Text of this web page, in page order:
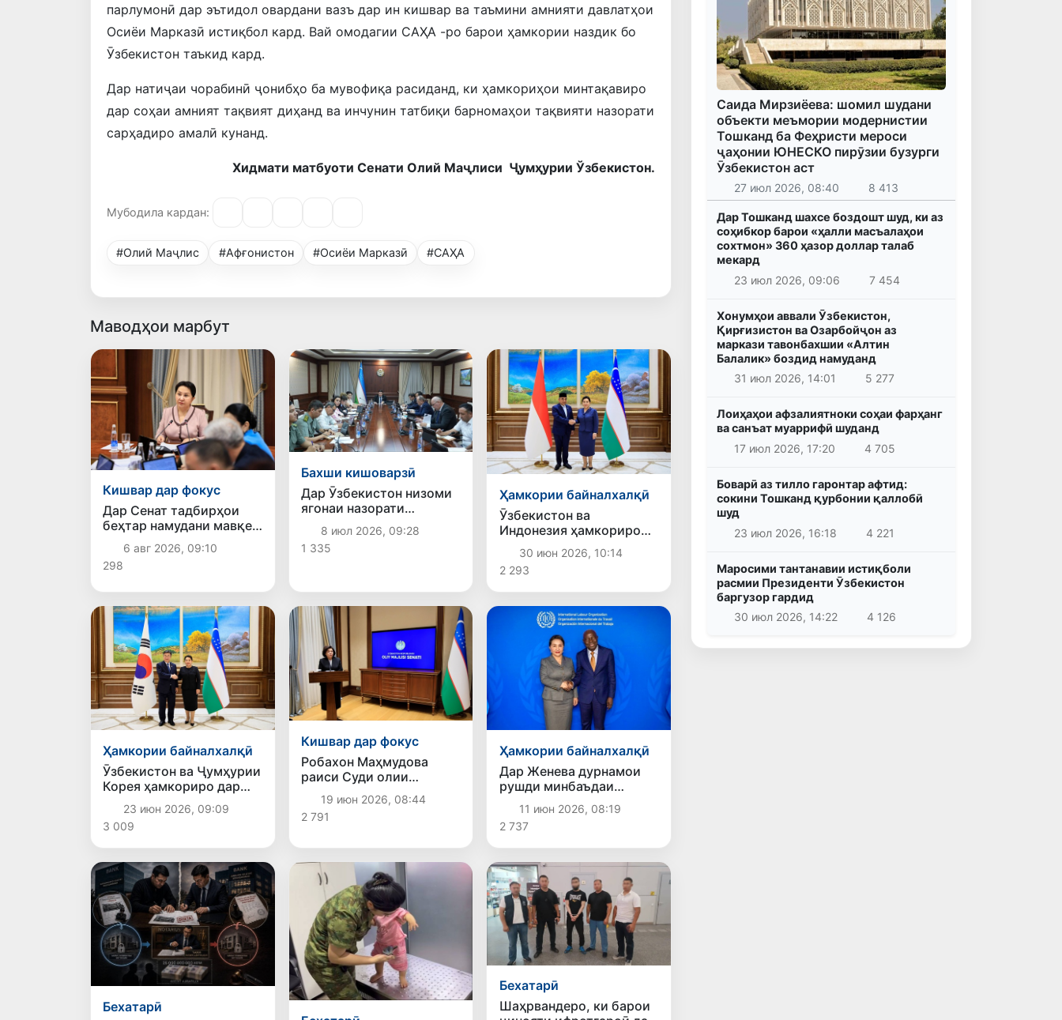
парлумонӣ дар эътидол овардани вазъ дар ин кишвар ва таъмини амнияти давлатҳои
Осиёи Марказӣ истиқбол кард. Вай омодагии САҲА -ро барои ҳамкории наздик бо
Ӯзбекистон таъкид кард.
Дар натиҷаи чорабинӣ ҷонибҳо ба мувофиқа расиданд, ки ҳамкориҳои минтақавиро
дар соҳаи амният тақвият диҳанд ва инчунин татбиқи барномаҳои тақвияти назорати
сарҳадиро амалӣ кунанд.
Хидмати матбуоти Сенати Олий Маҷлиси Ҷумҳурии Ўзбекистон.
Мубодила кардан:
#Олий Маҷлис #Афғонистон #Осиёи Марказӣ #САҲА
Маводҳои марбут
Кишвар дар фокус
Дар Сенат тадбирҳои
беҳтар намудани мавқеи
Ӯзбекистон дар
рейтингҳо ва индексҳои
байналмилалӣ баррасӣ
6 авг 2026, 09:10
298
Бахши кишоварзӣ
Дар Ӯзбекистон низоми
ягонаи назорати
бехатарии маҳсулоти
озуқаворӣ «аз саҳро то
дастархон» ҷорӣ карда
8 июл 2026, 09:28
1 335
Ҳамкории байналхалқӣ
Ӯзбекистон ва
Индонезия ҳамкориро
дар соҳаҳои
байнипарлумонӣ,
тиҷорат ва башардӯстӣ
густариш медиҳанд
30 июн 2026, 10:14
2 293
Ҳамкории байналхалқӣ
Ӯзбекистон ва Ҷумҳурии
Корея ҳамкориро дар
соҳаи рақамикунонӣ ва
амният густариш
медиҳанд
23 июн 2026, 09:09
3 009
Кишвар дар фокус
Робахон Маҳмудова
раиси Суди олии
Ҷумҳурии Ӯзбекистон
интихоб шуд
19 июн 2026, 08:44
2 791
Ҳамкории байналхалқӣ
Дар Женева дурнамои
рушди минбаъдаи
ҳамкории Ӯзбекистон бо
Созмони
байналмилалии меҳнат
баррасӣ шуд
11 июн 2026, 08:19
2 737
Бехатарӣ
Бехатарӣ
Шаҳрвандеро, ки барои
Саида Мирзиёева: шомил шудани
объекти меъмории модернистии
Тошканд ба Феҳристи мероси
ҷаҳонии ЮНЕСКО пирӯзии бузурги
Ӯзбекистон аст
27 июл 2026, 08:40 8 413
Дар Тошканд шахсе боздошт шуд, ки аз
соҳибкор барои «ҳалли масъалаҳои
сохтмон» 360 ҳазор доллар талаб
мекард
23 июл 2026, 09:06
7 454
Хонумҳои аввали Ӯзбекистон,
Қирғизистон ва Озарбойҷон аз
маркази тавонбахшии «Алтин
Балалик» боздид намуданд
31 июл 2026, 14:01
5 277
Лоиҳаҳои афзалиятноки соҳаи фарҳанг
ва санъат муаррифӣ шуданд
17 июл 2026, 17:20
4 705
Боварӣ аз тилло гаронтар афтид:
сокини Тошканд қурбонии қаллобӣ
шуд
23 июл 2026, 16:18
4 221
Маросими тантанавии истиқболи
расмии Президенти Ӯзбекистон
баргузор гардид
30 июл 2026, 14:22
4 126